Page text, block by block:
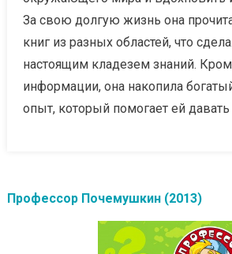
За свою долгую жизнь она
книг из разных областей, что
настоящим кладезем знаний.
информации, она накопила
опыт, который помогает ей давать
Профессор Почемушкин (2013)